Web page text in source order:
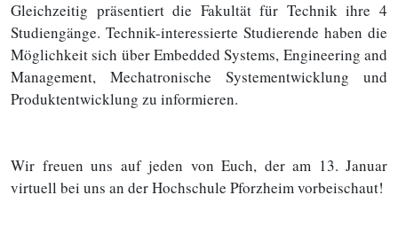
Gleichzeitig präsentiert die Fakultät für Technik ihre 4
Studiengänge. Technik-interessierte Studierende haben die
Möglichkeit sich über Embedded Systems, Engineering and
Management, Mechatronische Systementwicklung und
Produktentwicklung zu informieren.
Wir freuen uns auf jeden von Euch, der am 13. Januar
virtuell bei uns an der Hochschule Pforzheim vorbeischaut!